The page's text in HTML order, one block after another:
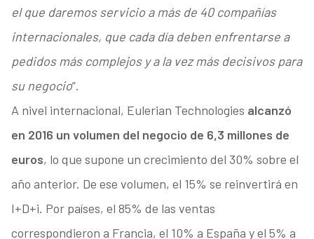
el que daremos servicio a más de 40 compañías
internacionales, que cada día deben enfrentarse a
pedidos más complejos y a la vez más decisivos para
su negocio”.
A nivel internacional, Eulerian Technologies alcanzó
en 2016 un volumen del negocio de 6,3 millones de
euros, lo que supone un crecimiento del 30% sobre el
año anterior. De ese volumen, el 15% se reinvertirá en
I+D+i. Por países, el 85% de las ventas
correspondieron a Francia, el 10% a España y el 5% a